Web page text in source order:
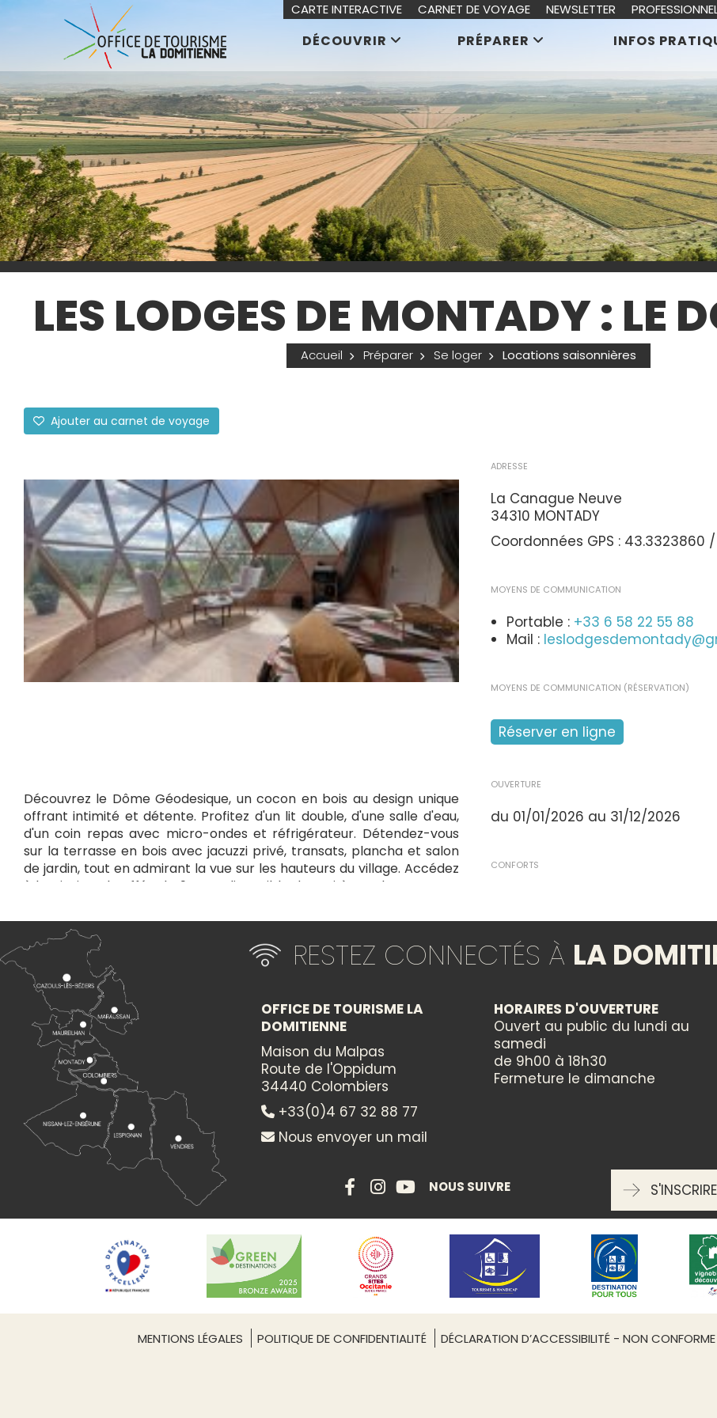
LES LODGES DE MONTADY : LE
Accueil Préparer Se loger Locations saisonnières
Ajouter au carnet de voyage
Découvrez le Dôme Géodesique, un cocon en bois au design unique
offrant intimité et détente. Profitez d'un lit double, d'une salle d'eau,
d'un coin repas avec micro-ondes et réfrigérateur. Détendez-vous
sur la terrasse en bois avec jacuzzi privé, transats, plancha et salon
de jardin, tout en admirant la vue sur les hauteurs du village. Accédez
à la piscine chauffée de 9x4 m, disponible de mai à octobre, pour un
Itinéraire vers
LES LODGES DE MONTADY : LE DÔME SPA
+
ADRESSE
La Canague Neuve
34310 MONTADY
Coordonnées GPS : 43.3323860 /
MOYENS DE COMMUNICATION
Portable : +33 6 58 22 55 88
Mail :
MOYENS DE COMMUNICATION (RÉSERVATION)
Réserver en ligne
OUVERTURE
du 01/01/2026 au 31/12/2026
CONFORTS
Climatisation
Combiné four, four micro-
Four à micro-ondes
Plaques à induction
Télévision
ÉQUIPEMENTS
Accès Wifi
INFORMATIONS COMPLÉMENTAIRES
Capacité maximum : 4
2 chambres
DÉCOUVRIR PRÉPARER INFOS
CARTE INTERACTIVE CARNET DE VOYAGE NEWSLETTER
RESTEZ CONNECTÉS À LA
OFFICE DE TOURISME LA
DOMITIENNE
Maison du Malpas
Route de l'Oppidum
34440 Colombiers
+33(0)4 67 32 88 77
Nous envoyer un mail
HORAIRES D'OUVERTURE
Ouvert au public du lundi au
samedi
de 9h00 à 18h30
Fermeture le dimanche
NOUS SUIVRE
MENTIONS LÉGALES POLITIQUE DE CONFIDENTIALITÉ DÉCLARATION D’ACCESSIBILITÉ - NON CONFORME